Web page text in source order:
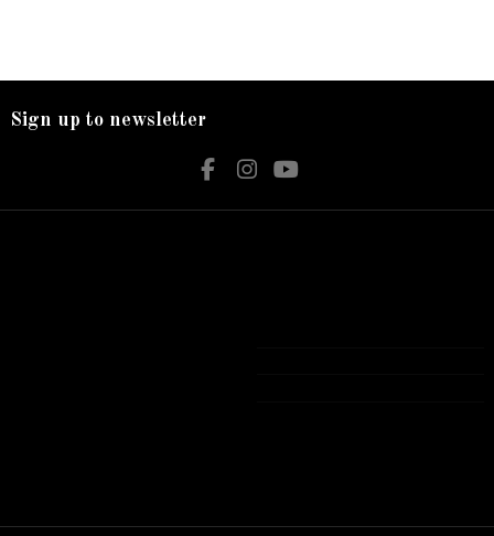
Sign up to newsletter